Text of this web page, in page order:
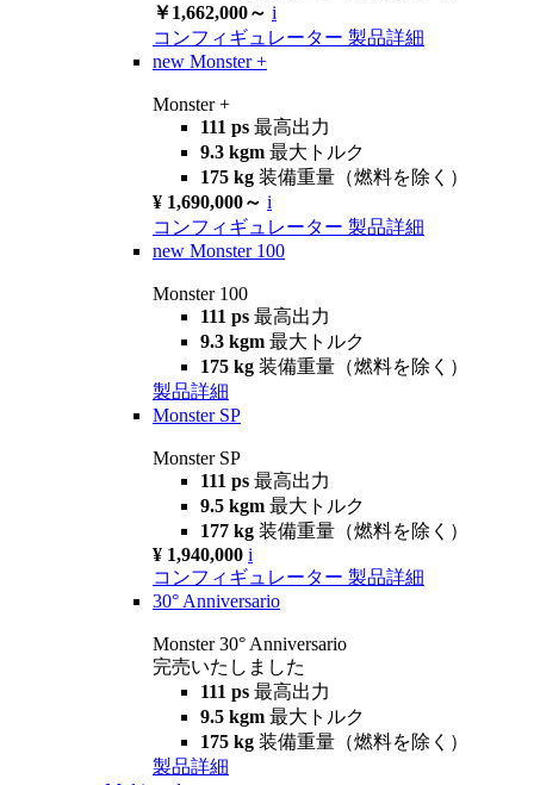
￥1,662,000～ i
コンフィギュレーター 製品詳細
new Monster +
Monster +
111 ps 最高出力
9.3 kgm 最大トルク
175 kg 装備重量（燃料を除く）
¥ 1,690,000～ i
コンフィギュレーター 製品詳細
new Monster 100
Monster 100
111 ps 最高出力
9.3 kgm 最大トルク
175 kg 装備重量（燃料を除く）
製品詳細
Monster SP
Monster SP
111 ps 最高出力
9.5 kgm 最大トルク
177 kg 装備重量（燃料を除く）
¥ 1,940,000 i
コンフィギュレーター 製品詳細
30° Anniversario
Monster 30° Anniversario
完売いたしました
111 ps 最高出力
9.5 kgm 最大トルク
175 kg 装備重量（燃料を除く）
製品詳細